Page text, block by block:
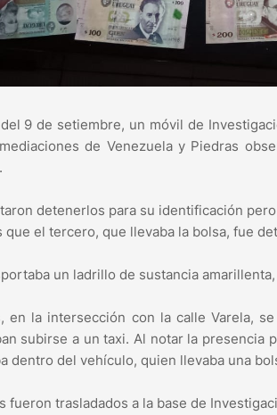
9 de setiembre, un móvil de
de Venezuela y Piedras
detenerlos para su identificación
que el tercero, que llevaba la bolsa, fue
un ladrillo de sustancia
en la intersección con la calle Varela,
subirse a un taxi. Al notar la
dentro del vehículo, quien llevaba una
fueron trasladados a la base de